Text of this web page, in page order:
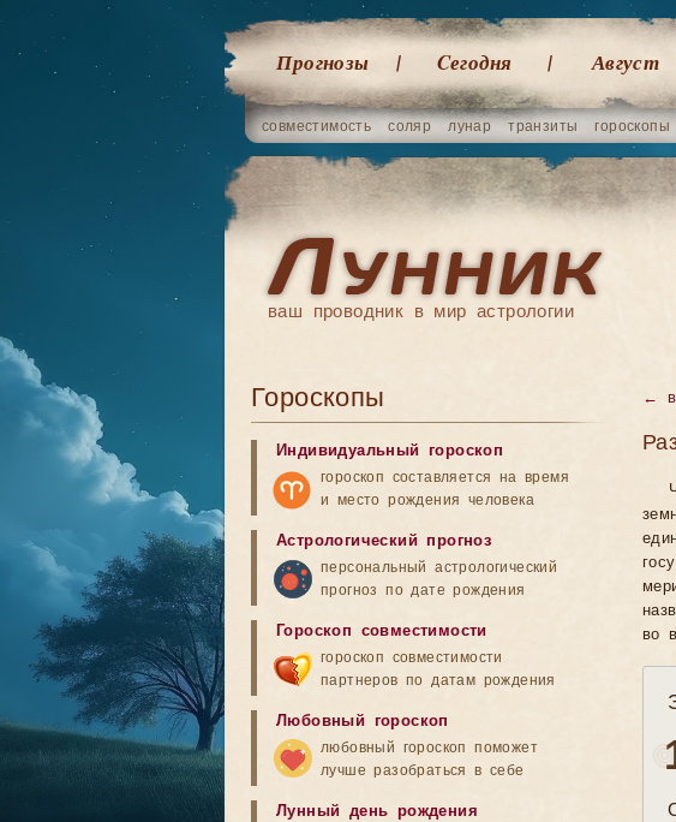
Прогнозы Cегодня Август
совместимость соляр лунар транзиты гороскопы
ваш проводник в мир астрологии
←
во
Гороскопы
Индивидуальный гороскоп
гороскоп составляется на время
и место рождения человека
Астрологический прогноз
персональный астрологический
прогноз по дате рождения
Гороскоп совместимости
гороскоп совместимости
партнеров по датам рождения
Любовный гороскоп
любовный гороскоп поможет
лучше разобраться в себе
Лунный день рождения